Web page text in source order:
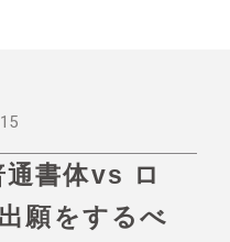
書体vs ロ
願をするべ